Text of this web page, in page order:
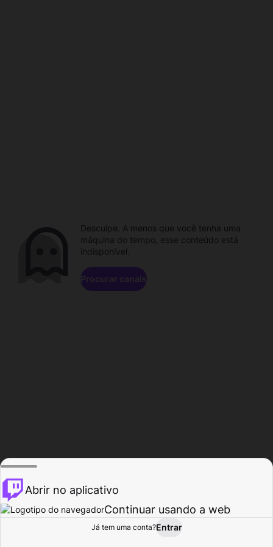
Procurar Atividade
Desculpe. A menos que você tenha uma
máquina do tempo, esse conteúdo está
indisponível.
Procurar canais
Abrir no aplicativo
Continuar usando a web
Já tem uma conta?Entrar